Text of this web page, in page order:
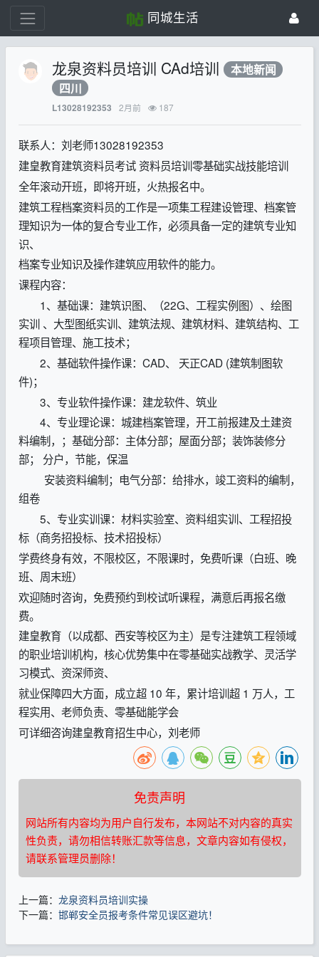
同城生活
龙泉资料员培训 CAd培训 本地新闻
四川
L13028192353 2月前 187
联系人：刘老师13028192353
建皇教育建筑资料员考试 资料员培训零基础实战技能培训
全年滚动开班，即将开班，火热报名中。
建筑工程档案资料员的工作是一项集工程建设管理、档案管
理知识为一体的复合专业工作，必须具备一定的建筑专业知
识、
档案专业知识及操作建筑应用软件的能力。
课程内容：
1、基础课：建筑识图、（22G、工程实例图）、绘图
实训 、大型图纸实训、建筑法规、建筑材料、建筑结构、工
程项目管理、施工技术；
2、基础软件操作课：CAD、 天正CAD (建筑制图软
件)；
3、专业软件操作课：建龙软件、筑业
4、专业理论课：城建档案管理，开工前报建及土建资
料编制，；基础分部：主体分部；屋面分部；装饰装修分
部； 分户，节能，保温
安装资料编制；电气分部：给排水，竣工资料的编制，
组卷
5、专业实训课：材料实验室、资料组实训、工程招投
标（商务招投标、技术招投标）
学费终身有效，不限校区，不限课时，免费听课（白班、晚
班、周末班）
欢迎随时咨询，免费预约到校试听课程，满意后再报名缴
费。
建皇教育（以成都、西安等校区为主）是专注建筑工程领域
的职业培训机构，核心优势集中在零基础实战教学、灵活学
习模式、资深师资、
就业保障四大方面，成立超 10 年，累计培训超 1 万人，工
程实用、老师负责、零基础能学会
可详细咨询建皇教育招生中心，刘老师
免责声明
网站所有内容均为用户自行发布，本网站不对内容的真实
性负责，请勿相信转账汇款等信息，文章内容如有侵权，
请联系管理员删除！
上一篇： 龙泉资料员培训实操
下一篇： 邯郸安全员报考条件常见误区避坑！